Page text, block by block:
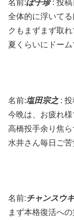
名前:ぽ子珍: 投
全体的に浮いて
クもまずまず取
夏くらいにドー
名前:塩田宗之: 投
今晩は、お疲れ様
高橋投手余り焦ら
水井さん毎日ご苦
名前:チャンスウ
まず本格復活へ